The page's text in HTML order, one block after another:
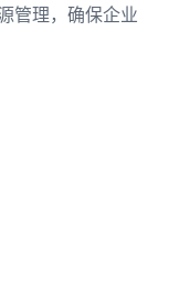
管理，确保企业